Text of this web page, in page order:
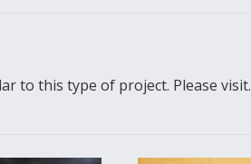
to this type of project. Please visit.